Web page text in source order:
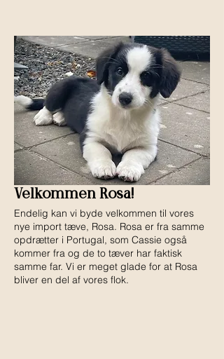
Velkommen Rosa!
Endelig kan vi byde velkommen til vores
nye import tæve, Rosa. Rosa er fra samme
opdrætter i Portugal, som Cassie også
kommer fra og de to tæver har faktisk
samme far. Vi er meget glade for at Rosa
bliver en del af vores flok.